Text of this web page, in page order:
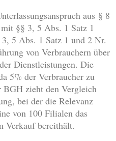
aus § 8
§§ 3, 5 Abs. 1 Satz 1
5 Abs. 1 Satz 1 und 2 Nr.
von Verbrauchern über
Dienstleistungen. Die
5% der Verbraucher zu
BGH zieht den Vergleich
bei der die Relevanz
von 100 Filialen das
Verkauf bereithält.